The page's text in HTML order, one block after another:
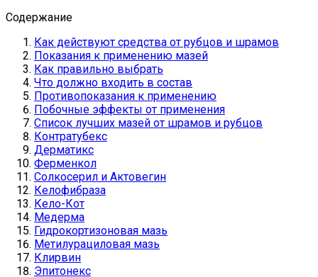
Содержание
Как действуют средства от рубцов и шрамов
Показания к применению мазей
Как правильно выбрать
Что должно входить в состав
Противопоказания к применению
Побочные эффекты от применения
Список лучших мазей от шрамов и рубцов
Контратубекс
Дерматикс
Ферменкол
Солкосерил и Актовегин
Келофибраза
Кело-Кот
Медерма
Гидрокортизоновая мазь
Метилурациловая мазь
Клирвин
Эпитонекс